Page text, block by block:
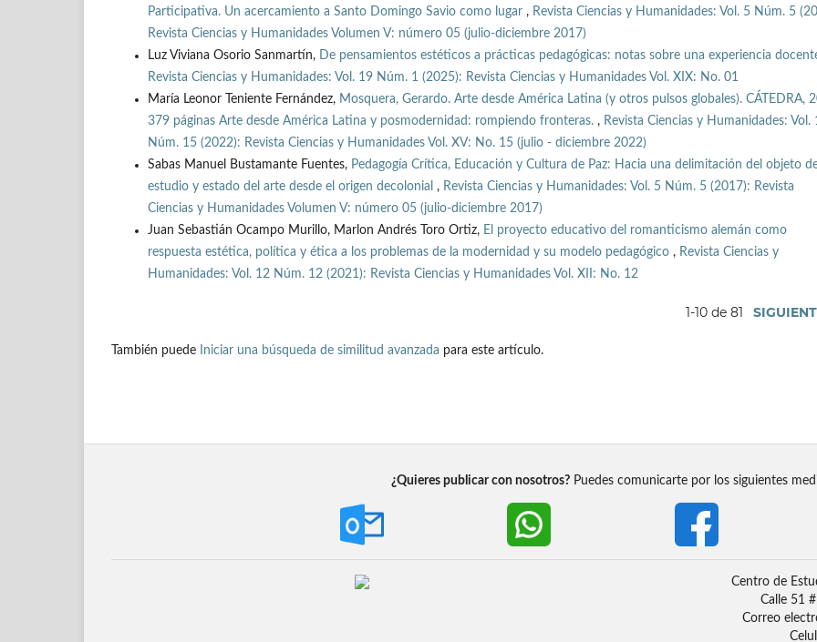
Participativa. Un acercamiento a Santo Domingo Savio como lugar , Revista Ciencias y Humanidades: Vol. 5 Núm. 5
Revista Ciencias y Humanidades Volumen V: número 05 (julio-diciembre 2017)
Luz Viviana Osorio Sanmartín,
De pensamientos estéticos a prácticas pedagógicas: notas sobre una experiencia
Revista Ciencias y Humanidades: Vol. 19 Núm. 1 (2025): Revista Ciencias y Humanidades Vol. XIX: No. 01
María Leonor Teniente Fernández, Mosquera, Gerardo. Arte desde América Latina (y otros pulsos globales). CÁTEDRA,
379 páginas Arte desde América Latina y posmodernidad: rompiendo fronteras. , Revista Ciencias y Humanidades: Vol.
Núm. 15 (2022): Revista Ciencias y Humanidades Vol. XV: No. 15 (julio - diciembre 2022)
Sabas Manuel Bustamante Fuentes, Pedagogía Crítica, Educación y Cultura de Paz: Hacia una delimitación del objeto
estudio y estado del arte desde el origen decolonial , Revista Ciencias y Humanidades: Vol. 5 Núm. 5 (2017): Revista
Ciencias y Humanidades Volumen V: número 05 (julio-diciembre 2017)
Juan Sebastián Ocampo Murillo, Marlon Andrés Toro Ortiz, El proyecto educativo del romanticismo alemán como
respuesta estética, política y ética a los problemas de la modernidad y su modelo pedagógico , Revista Ciencias y
Humanidades: Vol. 12 Núm. 12 (2021): Revista Ciencias y Humanidades Vol. XII: No. 12
1-10 de 81
También puede Iniciar una búsqueda de similitud avanzada para este artículo.
¿Quieres publicar con nosotros?Puedes comunicarte por los siguientes
Centro de
Calle 51
Correo